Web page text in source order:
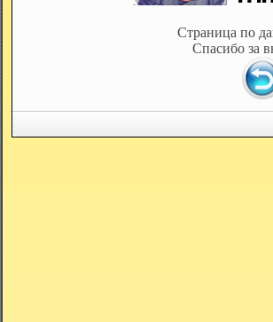
Страница по
Спасибо за